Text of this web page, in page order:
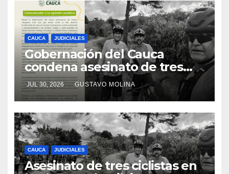
CAUCA JUDICIALES
Gobernación del Cauca
condena asesinato de tres
ciudadanos y exige medidas
urgentes al Gobierno
Nacional
JUL 30, 2026 GUSTAVO MOLINA
CAUCA JUDICIALES
Asesinato de tres ciclistas en